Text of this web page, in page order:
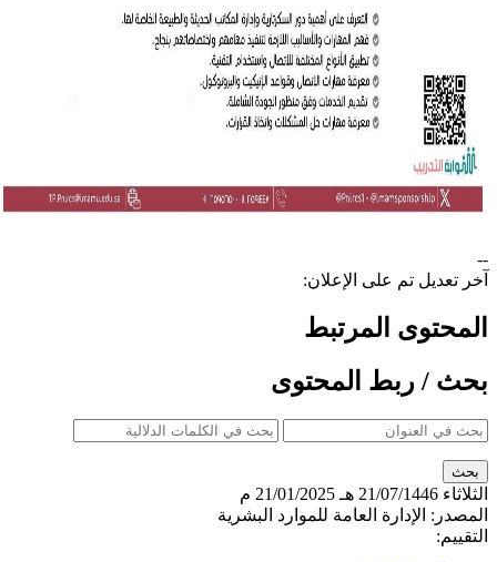
--
آخر تعديل تم على الإعلان:
المحتوى المرتبط
بحث / ربط المحتوى
الثلاثاء 21/07/1446 هـ
21/01/2025 م
المصدر:
الإدارة العامة للموارد البشرية
التقييم: